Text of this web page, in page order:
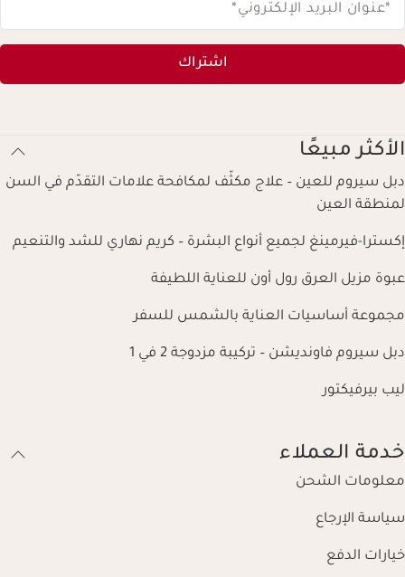
*عنوان البريد الإلكتروني*
اشتراك
الأكثر مبيعًا
دبل سيروم للعين – علاج مكثّف لمكافحة علامات التقدّم في السن
لمنطقة العين
إكسترا-فيرمينغ لجميع أنواع البشرة – كريم نهاري للشد والتنعيم
عبوة مزيل العرق رول أون للعناية اللطيفة
مجموعة أساسيات العناية بالشمس للسفر
دبل سيروم فاونديشن – تركيبة مزدوجة 2 في 1
ليب بيرفيكتور
خدمة العملاء
معلومات الشحن
سياسة الإرجاع
خيارات الدفع